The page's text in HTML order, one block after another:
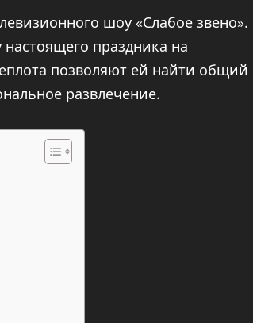
шоу «Слабое звено».
настоящего праздника на
позволяют ей найти общий
развлечение.